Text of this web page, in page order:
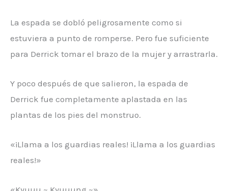
La espada se dobló peligrosamente como si
estuviera a punto de romperse. Pero fue suficiente
para Derrick tomar el brazo de la mujer y arrastrarla.
Y poco después de que salieron, la espada de
Derrick fue completamente aplastada en las
plantas de los pies del monstruo.
«¡Llama a los guardias reales! ¡Llama a los guardias
reales!»